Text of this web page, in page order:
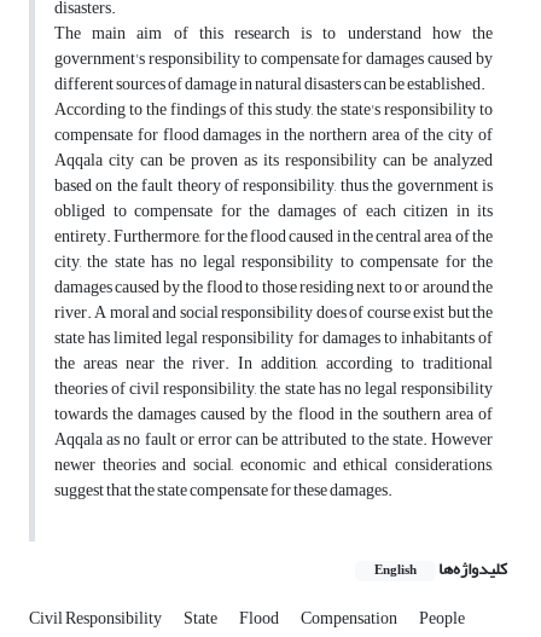
disasters.
The main aim of this research is to understand how the
government's responsibility to compensate for damages caused by
different sources of damage in natural disasters can be established.
According to the findings of this study, the state's responsibility to
compensate for flood damages in the northern area of the city of
Aqqala city can be proven as its responsibility can be analyzed
based on the fault theory of responsibility, thus the government is
obliged to compensate for the damages of each citizen in its
entirety. Furthermore, for the flood caused in the central area of the
city, the state has no legal responsibility to compensate for the
damages caused by the flood to those residing next to or around the
river. A moral and social responsibility does of course exist but the
state has limited legal responsibility for damages to inhabitants of
the areas near the river. In addition, according to traditional
theories of civil responsibility, the state has no legal responsibility
towards the damages caused by the flood in the southern area of
Aqqala as no fault or error can be attributed to the state. However
newer theories and social, economic and ethical considerations,
suggest that the state compensate for these damages.
کلیدواژه‌ها English
Civil Responsibility State Flood Compensation People